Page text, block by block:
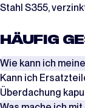
Stahl S355,
HÄUFIG
Wie kann ich
Überprüfen Sie
Windverbände,
Kann ich
Überdachung